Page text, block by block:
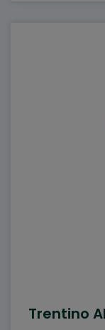
Trentino